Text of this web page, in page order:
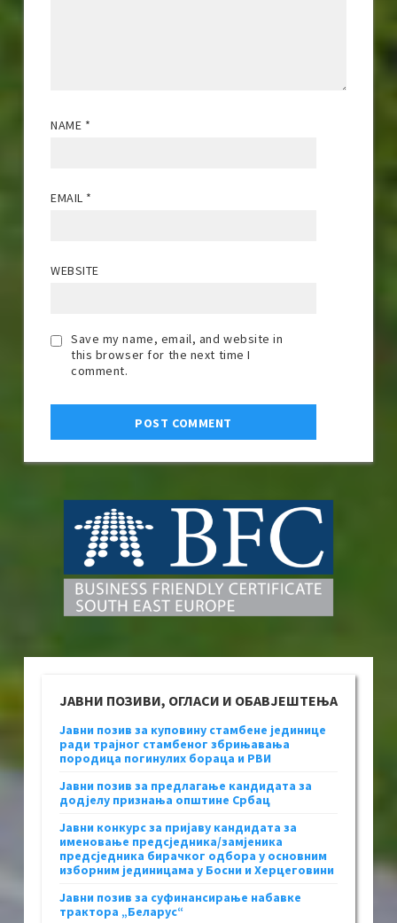
NAME *
EMAIL *
WEBSITE
Save my name, email, and website in
this browser for the next time I
comment.
ЈАВНИ ПОЗИВИ, ОГЛАСИ И ОБАВЈЕШТЕЊА
Јавни позив за куповину стамбене јединице
ради трајног стамбеног збрињавања
породица погинулих бораца и РВИ
Јавни позив за предлагање кандидата за
додјелу признања општине Србац
Јавни конкурс за пријаву кандидата за
именовање предсједника/замјеника
предсједника бирачког одбора у основним
изборним јединицама у Босни и Херцеговини
Јавни позив за суфинансирање набавке
трактора „Беларус“